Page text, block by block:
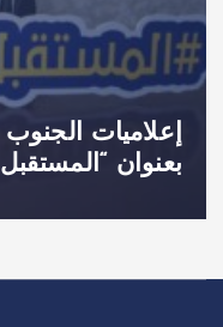
إعلاميات
بعنوان